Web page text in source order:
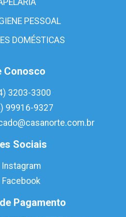
PESSOAL
DOMÉSTICAS
Conosco
3203-3300
99916-9327
Sociais
Instagram
Facebook
Pagamento